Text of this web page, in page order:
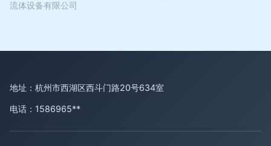
流体设备有限公司
地址：杭州市西湖区西斗门路20号634室
电话：1586965**